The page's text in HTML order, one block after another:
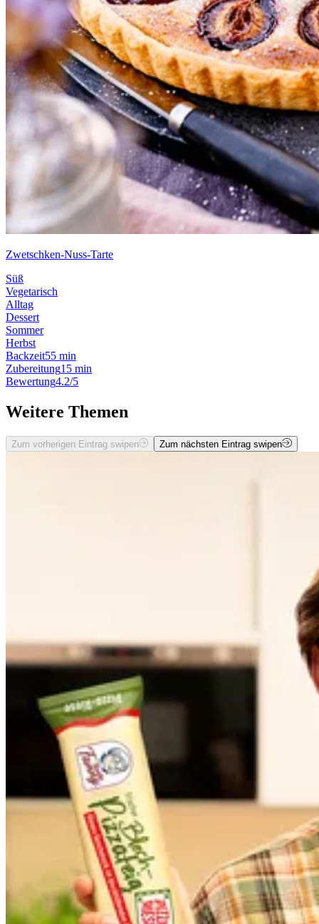
Zwetschken-Nuss-Tarte
Süß
Vegetarisch
Alltag
Dessert
Sommer
Herbst
Backzeit55 min
Zubereitung15 min
Bewertung4.2/5
Weitere Themen
Zum vorherigen Eintrag swipen Zum nächsten Eintrag swipen